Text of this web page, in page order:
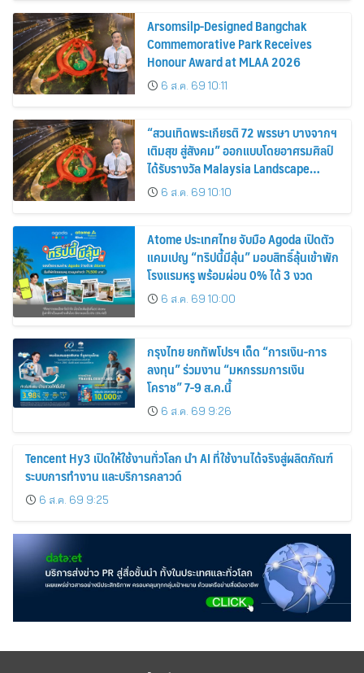
Arsomsilp-Designed Bangchak
Commemorative Park Receives
Honour Award at MLAA 2026
6 ส.ค. 69 10:11
“สวนเทิดพระเกียรติ 72 พรรษา บางจากฯ
เติมสุข สู่สังคม” ออกแบบโดยอาศรมศิลป์
ได้รับรางวัล Malaysia Landscape
Architecture Award 2026
6 ส.ค. 69 10:10
Atome ประเทศไทย จับมือ Agoda เปิดตัว
แคมเปญ “ทริปนี้มีลุ้น” มอบสิทธิ์ลุ้นเข้าพัก
โรงแรมหรู พร้อมผ่อน 0% ได้ 3 งวด
6 ส.ค. 69 10:00
กรุงไทย ยกทัพโปรฯ เด็ด “การเงิน-การ
ลงทุน” ร่วมงาน “มหกรรมการเงิน
โคราช” 7-9 ส.ค.นี้
6 ส.ค. 69 9:26
Tencent Hy3 เปิดให้ใช้งานทั่วโลก นำ AI ที่ใช้งานได้จริงสู่ผลิตภัณฑ์
ระบบการทำงาน และบริการคลาวด์
6 ส.ค. 69 9:25